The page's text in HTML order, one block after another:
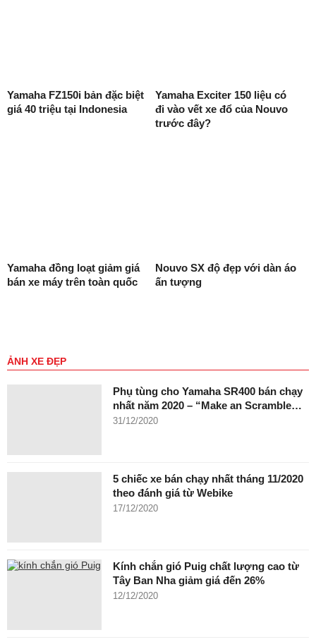
Yamaha FZ150i bản đặc biệt
giá 40 triệu tại Indonesia
Yamaha Exciter 150 liệu có
đi vào vết xe đổ của Nouvo
trước đây?
Yamaha đồng loạt giảm giá
bán xe máy trên toàn quốc
Nouvo SX độ đẹp với dàn áo
ấn tượng
ẢNH XE ĐẸP
Phụ tùng cho Yamaha SR400 bán chạy
nhất năm 2020 – “Make an Scramble…
31/12/2020
5 chiếc xe bán chạy nhất tháng 11/2020
theo đánh giá từ Webike
17/12/2020
Kính chắn gió Puig chất lượng cao từ
Tây Ban Nha giảm giá đến 26%
12/12/2020